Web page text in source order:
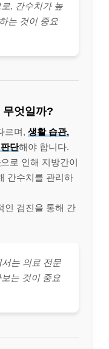
, 간수치가 높
는 것이 중요
무엇일까?
르며, 생활 습관,
단해야 합니다.
으로 인해 지방간이
간수치를 관리하
인 검진을 통해 간
는 의료 전문
는 것이 중요